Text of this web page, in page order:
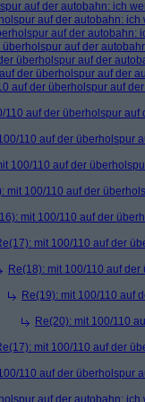
auf der autobahn: ich
auf der autobahn:
auf der autobahn:
überholspur auf der
überholspur auf der
der überholspur auf der
auf der überholspur auf
110 auf der überholspur
110 auf der überholspur
100/110 auf der
mit 100/110 auf der
mit 100/110 auf der
mit 100/110 auf der
Re(18): mit 100/110 auf
Re(19): mit 100/110 auf
Re(20): mit 100/110
mit 100/110 auf der
110 auf der überholspur
auf der autobahn: